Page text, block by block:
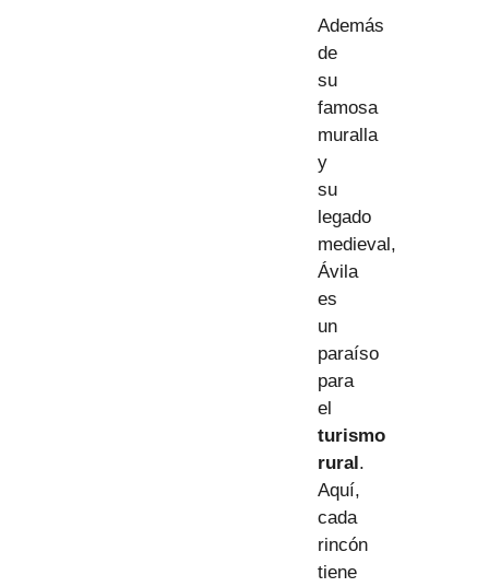
Además
de
su
famosa
muralla
y
su
legado
medieval,
Ávila
es
un
paraíso
para
el
turismo
rural.
Aquí,
cada
rincón
tiene